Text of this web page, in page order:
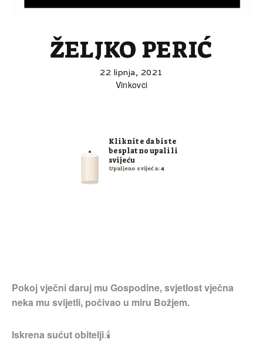
ŽELJKO PERIĆ
22 lipnja, 2021
Vinkovci
Kliknite da biste
besplatno upalili
svijeću
Upaljeno svijeća:4
Pokoj vječni daruj mu Gospodine, svjetlost vječna
neka mu svijetli, počivao u miru Božjem.
Iskrena sućut obitelji.🕯